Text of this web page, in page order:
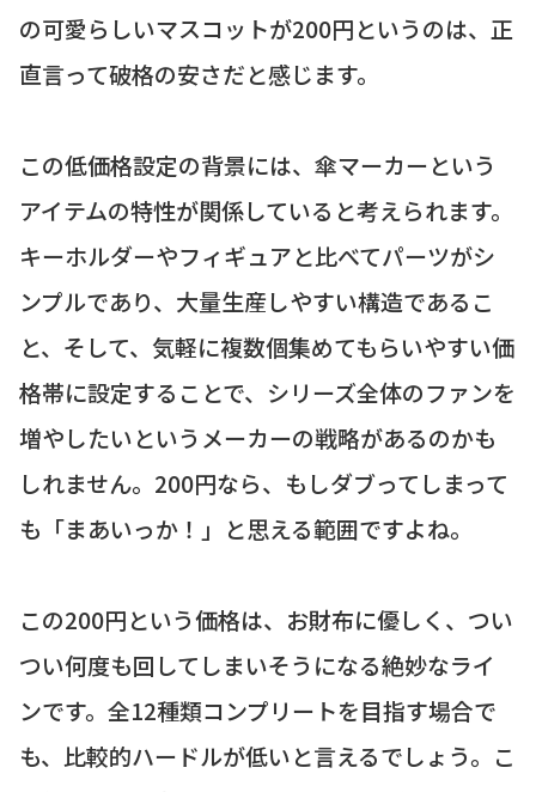
の可愛らしいマスコットが200円というのは、正
直言って破格の安さだと感じます。
この低価格設定の背景には、傘マーカーという
アイテムの特性が関係していると考えられます。
キーホルダーやフィギュアと比べてパーツがシ
ンプルであり、大量生産しやすい構造であるこ
と、そして、気軽に複数個集めてもらいやすい価
格帯に設定することで、シリーズ全体のファンを
増やしたいというメーカーの戦略があるのかも
しれません。200円なら、もしダブってしまって
も「まあいっか！」と思える範囲ですよね。
この200円という価格は、お財布に優しく、つい
つい何度も回してしまいそうになる絶妙なライ
ンです。全12種類コンプリートを目指す場合で
も、比較的ハードルが低いと言えるでしょう。こ